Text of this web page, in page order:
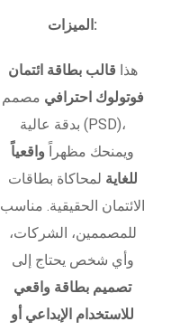
الميزات:
هذا قالب بطاقة ائتمان
فوتولوك احترافي مصمم
بدقة عالية (PSD)،
ويمنحك مظهراً واقعياً
للغاية لمحاكاة بطاقات
الائتمان الحقيقية. مناسب
للمصممين، الشركات،
وأي شخص يحتاج إلى
تصميم بطاقة واقعي
للاستخدام الإبداعي أو